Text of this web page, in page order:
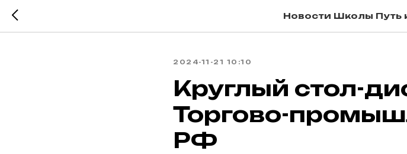
Новости Школы Путь
2024-11-21 10:10
Круглый стол-
Торгово-
РФ